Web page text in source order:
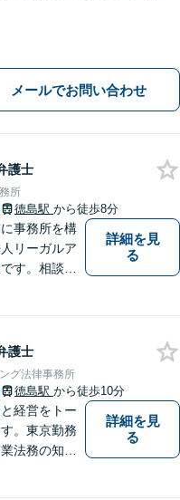
抜け出すお手伝いをします。
メールでお問い合わせ
護士
所
徳島駅 から徒歩8分
事務所を構
リーガルア
す。相談い
遺産分割事
東京大学法
詳細を見
る
護士
グ法律事務所
徳島駅 から徒歩10分
経営をトー
。東京勤務
法務の知見
詳細を見
る